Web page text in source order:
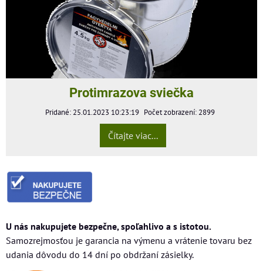
Protimrazova sviečka
Pridané: 25.01.2023 10:23:19 Počet zobrazení: 2899
Čítajte viac...
U nás nakupujete bezpečne, spoľahlivo a s istotou.
Samozrejmosťou je garancia na výmenu a vrátenie tovaru bez
udania dôvodu do 14 dní po obdržaní zásielky.